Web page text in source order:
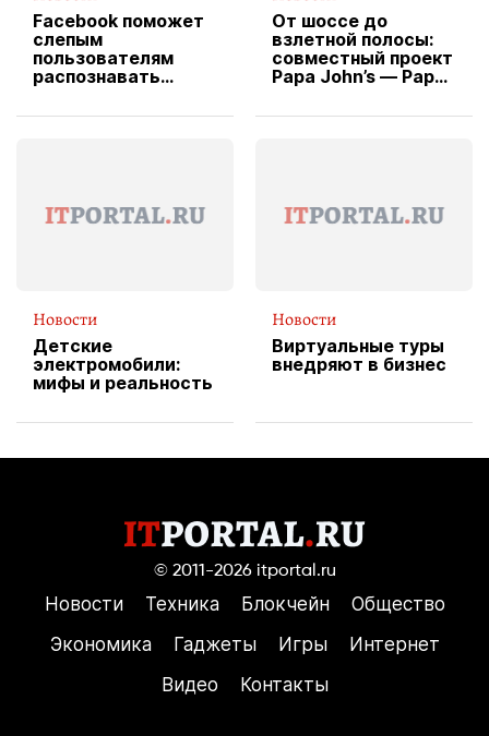
Facebook поможет
слепым
пользователям
распознавать
От шоссе до
взлетной полосы:
совместный проект
Papa John’s — Papa
вводит
Новости
Детские
электромобили:
мифы и реальность
Новости
Виртуальные туры
внедряют в бизнес
© 2011-2026 itportal.ru
Новости Техника Блокчейн
Общество
Экономика
Гаджеты Игры
Интернет
Видео
Контакты